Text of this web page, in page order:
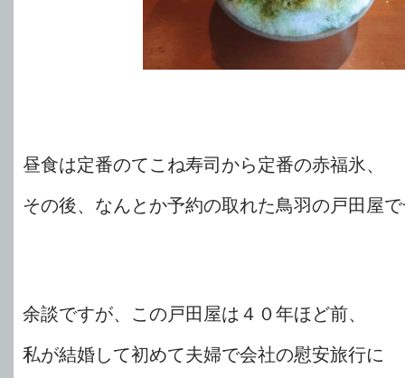
昼食は定番のてこね寿司から定番の赤福氷、
その後、なんとか予約の取れた鳥羽の戸田屋
余談ですが、この戸田屋は４０年ほど前、
私が結婚して初めて夫婦で会社の慰安旅行に